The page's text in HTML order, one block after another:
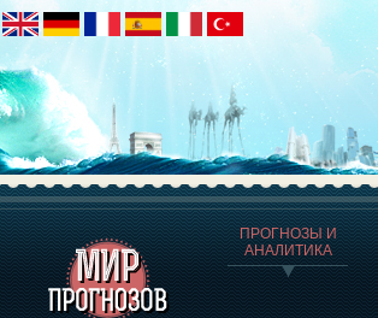
ПРОГНОЗЫ И
АНАЛИТИКА
О ПРОГРАММЕ
ОЦЕНКА ХАРАКТЕРA ЧЕЛОВЕКА
ВЫДАЮЩИХСЯ ЛИЧНОСТЕЙ